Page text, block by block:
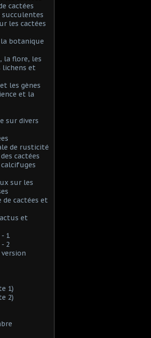
cactées
succulentes
les cactées
la botanique
la flore, les
lichens et
les gènes
et la
sur divers
de rusticité
cactées
calcifuges
sur les
de cactées et
et
1
2
1)
2)